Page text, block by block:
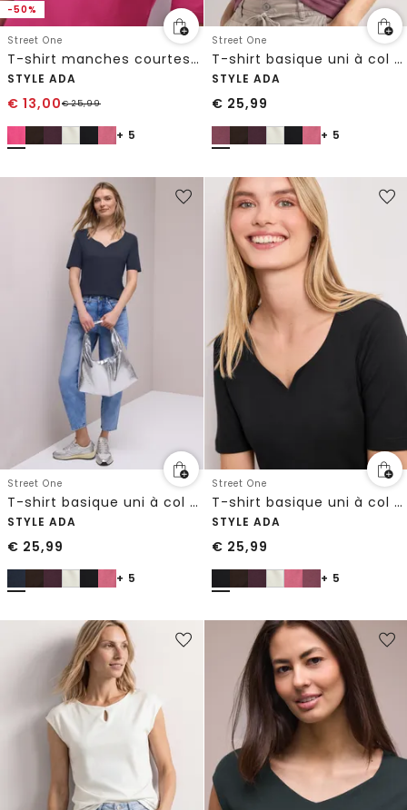
-50%
Street One
T-shirt manches courtes à col cœur
STYLE ADA
€ 13,00€25,99
+ 5
Street One
T-shirt basique uni à col cœur
STYLE ADA
€ 25,99
+ 5
Street One
T-shirt basique uni à col cœur
STYLE ADA
€ 25,99
+ 5
Street One
T-shirt basique uni à col cœur
STYLE ADA
€ 25,99
+ 5